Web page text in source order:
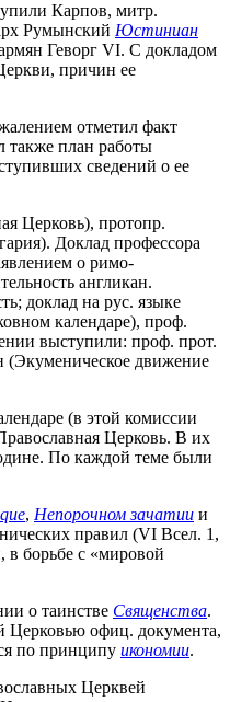
Карпов, митр.
Румынский Юстиниан
Геворг VI. С докладом
причин ее
отметил факт
также план работы
сведений о ее
Церковь), протопр.
Доклад профессора
о римо-
англикан.
доклад на рус. языке
календаре), проф.
выступили: проф. прот.
(Экуменическое движение
(в этой комиссии
Церковь. В их
По каждой теме были
, Непорочном зачатии и
правил (VI Всел. 1,
борьбе с «мировой
о таинстве Священства.
Церковью офиц. документа,
по принципу икономии.
Церквей